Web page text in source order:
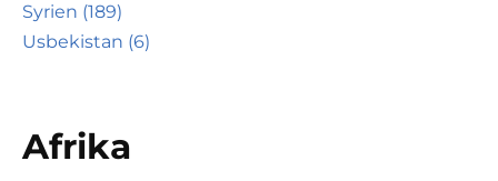
Syrien (189)
Usbekistan (6)
Afrika